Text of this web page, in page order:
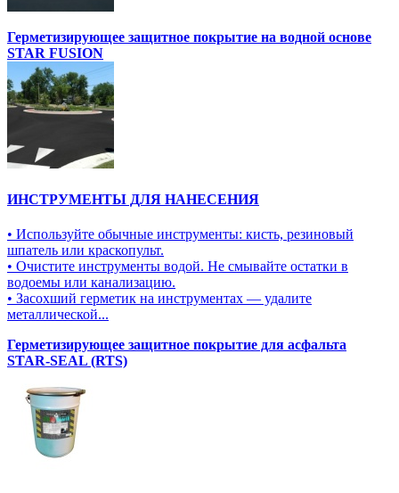
Герметизирующее защитное покрытие на водной основе
STAR FUSION
ИНСТРУМЕНТЫ ДЛЯ НАНЕСЕНИЯ
• Используйте обычные инструменты: кисть, резиновый
шпатель или краскопульт.
• Очистите инструменты водой. Не смывайте остатки в
водоемы или канализацию.
• Засохший герметик на инструментах — удалите
металлической...
Герметизирующее защитное покрытие для асфальта
STAR-SEAL (RTS)